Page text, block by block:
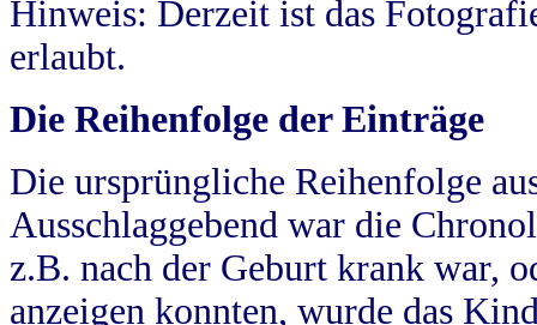
Hinweis: Derzeit ist das
erlaubt.
Die Reihenfolge der Einträge
Die ursprüngliche Reihenfolge
Ausschlaggebend war die
z.B. nach der Geburt krank war,
anzeigen konnten, wurde das